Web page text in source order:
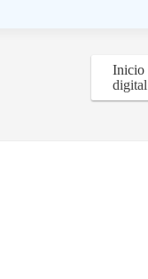
Inicio
digital